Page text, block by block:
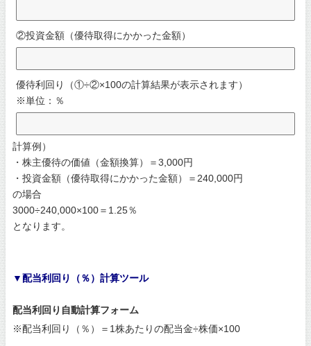
②投資金額（優待取得にかかった金額）
優待利回り（①÷②×100の計算結果が表示されます）
※単位：％
計算例）
・株主優待の価値（金額換算）＝3,000円
・投資金額（優待取得にかかった金額）＝240,000円
の場合
3000÷240,000×100＝1.25％
となります。
▼配当利回り（％）計算ツール
配当利回り自動計算フォーム
※配当利回り（％）＝1株あたりの配当金÷株価×100